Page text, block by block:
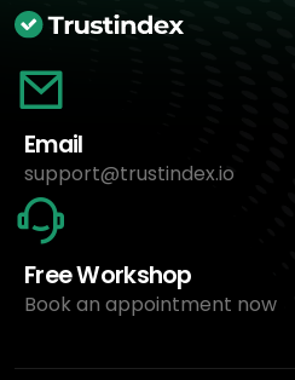
Email
support@trustindex.io
Free Workshop
Book an appointment now